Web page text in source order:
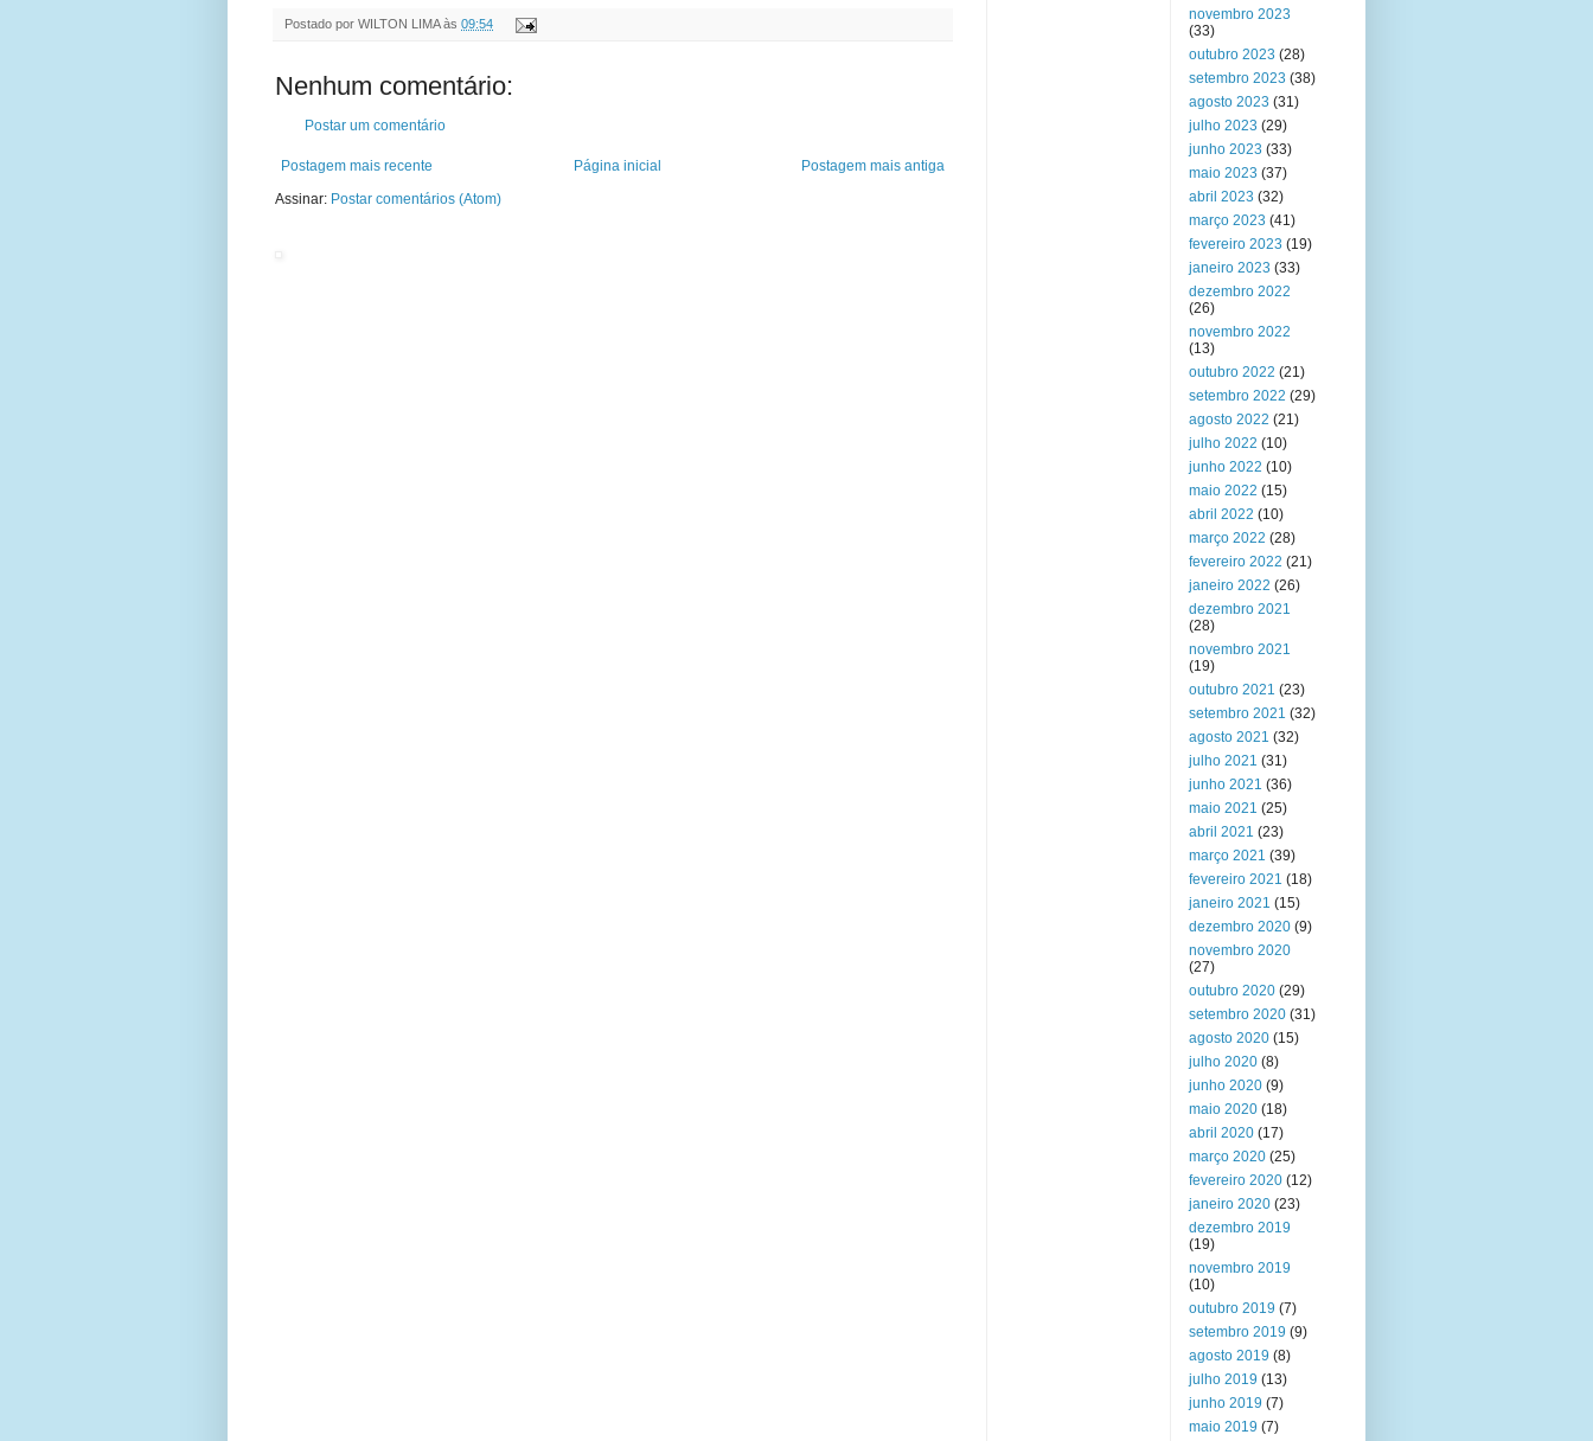
Postado por WILTON LIMA às 09:54
Nenhum comentário:
Postar um comentário
Postagem mais recente Postagem mais antiga
Página inicial
Assinar: Postar comentários (Atom)
novembro 2023
(33)
outubro 2023 (28)
setembro 2023 (38)
agosto 2023 (31)
julho 2023 (29)
junho 2023 (33)
maio 2023 (37)
abril 2023 (32)
março 2023 (41)
fevereiro 2023 (19)
janeiro 2023 (33)
dezembro 2022
(26)
novembro 2022
(13)
outubro 2022 (21)
setembro 2022 (29)
agosto 2022 (21)
julho 2022 (10)
junho 2022 (10)
maio 2022 (15)
abril 2022 (10)
março 2022 (28)
fevereiro 2022 (21)
janeiro 2022 (26)
dezembro 2021
(28)
novembro 2021
(19)
outubro 2021 (23)
setembro 2021 (32)
agosto 2021 (32)
julho 2021 (31)
junho 2021 (36)
maio 2021 (25)
abril 2021 (23)
março 2021 (39)
fevereiro 2021 (18)
janeiro 2021 (15)
dezembro 2020 (9)
novembro 2020
(27)
outubro 2020 (29)
setembro 2020 (31)
agosto 2020 (15)
julho 2020 (8)
junho 2020 (9)
maio 2020 (18)
abril 2020 (17)
março 2020 (25)
fevereiro 2020 (12)
janeiro 2020 (23)
dezembro 2019
(19)
novembro 2019
(10)
outubro 2019 (7)
setembro 2019 (9)
agosto 2019 (8)
julho 2019 (13)
junho 2019 (7)
maio 2019 (7)